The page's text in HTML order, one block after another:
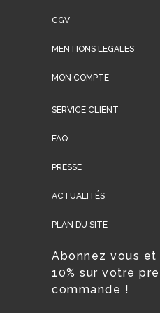
CGV
MENTIONS LEGALES
MON COMPTE
SERVICE CLIENT
FAQ
PRESSE
ACTUALITÉS
PLAN DU SITE
Abonnez vous
10% sur votre
commande !